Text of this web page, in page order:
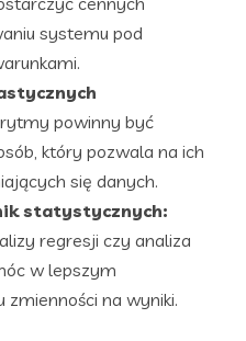
systemu pod
powinny być
który pozwala na ich
się danych.
statystycznych:
regresji czy analiza
w lepszym
zmienności na wyniki.